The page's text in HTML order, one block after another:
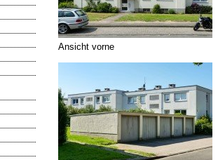
Ansicht vorne